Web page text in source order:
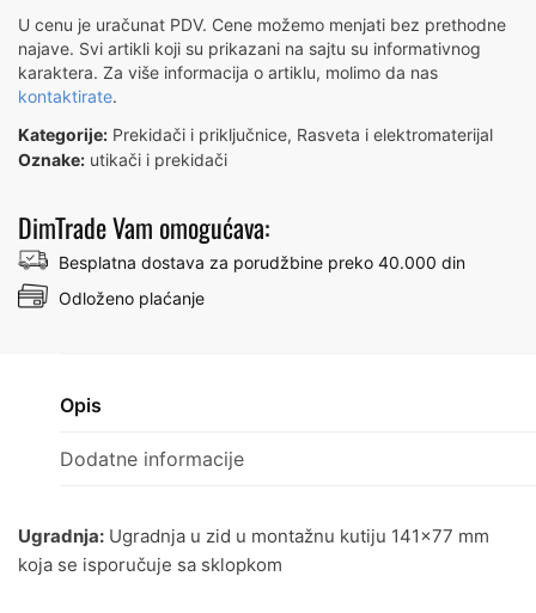
U cenu je uračunat PDV. Cene možemo menjati bez prethodne
najave. Svi artikli koji su prikazani na sajtu su informativnog
karaktera. Za više informacija o artiklu, molimo da nas
kontaktirate.
Kategorije: Prekidači i priključnice, Rasveta i elektromaterijal
Oznake: utikači i prekidači
VERTIKALNI
-
METALKA
MAJUR
количина
DimTrade Vam omogućava:
Besplatna dostava za porudžbine preko 40.000 din
Odloženo plaćanje
Opis
Dodatne informacije
Ugradnja: Ugradnja u zid u montažnu kutiju 141×77 mm
koja se isporučuje sa sklopkom